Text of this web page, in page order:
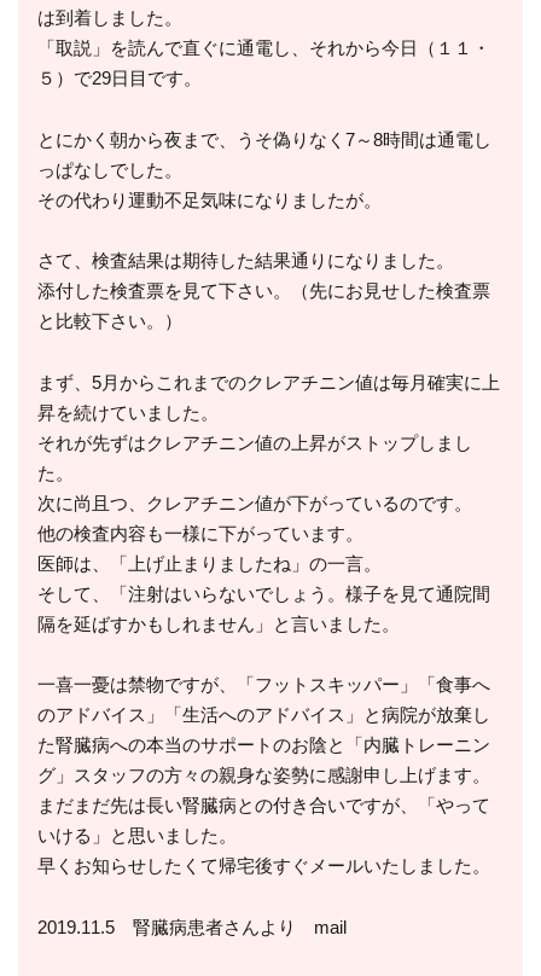
は到着しました。
「取説」を読んで直ぐに通電し、それから今日（１１・
５）で29日目です。
とにかく朝から夜まで、うそ偽りなく7～8時間は通電し
っぱなしでした。
その代わり運動不足気味になりましたが。
さて、検査結果は期待した結果通りになりました。
添付した検査票を見て下さい。（先にお見せした検査票
と比較下さい。）
まず、5月からこれまでのクレアチニン値は毎月確実に上
昇を続けていました。
それが先ずはクレアチニン値の上昇がストップしまし
た。
次に尚且つ、クレアチニン値が下がっているのです。
他の検査内容も一様に下がっています。
医師は、「上げ止まりましたね」の一言。
そして、「注射はいらないでしょう。様子を見て通院間
隔を延ばすかもしれません」と言いました。
一喜一憂は禁物ですが、「フットスキッパー」「食事へ
のアドバイス」「生活へのアドバイス」と病院が放棄し
た腎臓病への本当のサポートのお陰と「内臓トレーニン
グ」スタッフの方々の親身な姿勢に感謝申し上げます。
まだまだ先は長い腎臓病との付き合いですが、「やって
いける」と思いました。
早くお知らせしたくて帰宅後すぐメールいたしました。
2019.11.5 腎臓病患者さんより mail